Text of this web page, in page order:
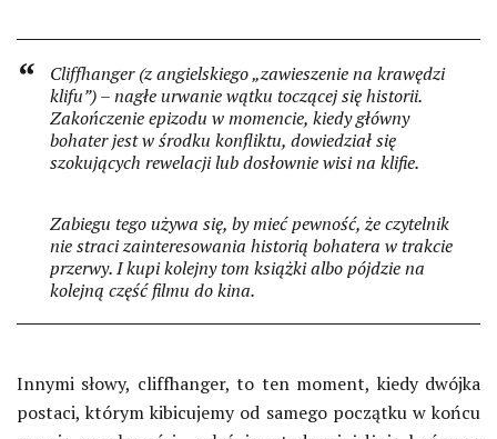
Cliffhanger (z angielskiego „zawieszenie na krawędzi
klifu”) – nagłe urwanie wątku toczącej się historii.
Zakończenie epizodu w momencie, kiedy główny
bohater jest w środku konfliktu, dowiedział się
szokujących rewelacji lub dosłownie wisi na klifie.
Zabiegu tego używa się, by mieć pewność, że czytelnik
nie straci zainteresowania historią bohatera w trakcie
przerwy. I kupi kolejny tom książki albo pójdzie na
kolejną część filmu do kina.
Innymi słowy, cliffhanger, to ten moment, kiedy dwójka
postaci, którym kibicujemy od samego początku w końcu